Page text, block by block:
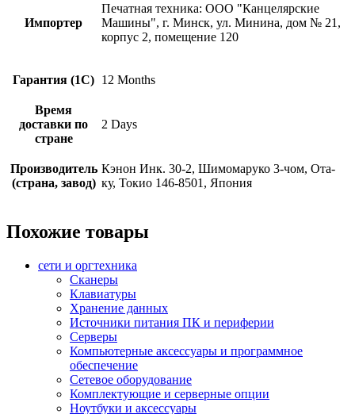
Импортер
Печатная техника: ООО "Канцелярские
Машины", г. Минск, ул. Минина, дом № 21,
корпус 2, помещение 120
Гарантия (1С) 12 Months
Время
доставки по
стране
2 Days
Производитель
(страна, завод)
Кэнон Инк. 30-2, Шимомаруко 3-чом, Ота-
ку, Токио 146-8501, Япония
Похожие товары
сети и оргтехника
Сканеры
Клавиатуры
Хранение данных
Источники питания ПК и периферии
Серверы
Компьютерные аксессуары и программное
обеспечение
Сетевое оборудование
Комплектующие и серверные опции
Ноутбуки и аксессуары